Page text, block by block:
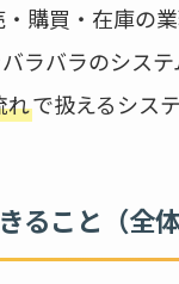
購買・在庫の
ラバラのシス
れで扱えるシス
ること（全体